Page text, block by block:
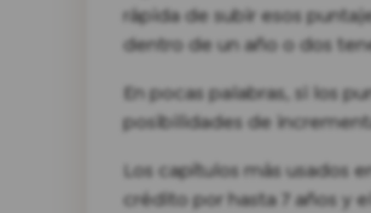
rápida de subir esos
dentro de un año o dos
En pocas palabras, si los
posibilidades de
Los capítulos más usados
crédito por hasta 7 años y